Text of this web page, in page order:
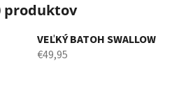
produktov
VEĽKÝ BATOH SWALLOW
€49,95